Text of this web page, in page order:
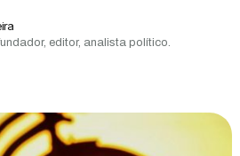
editor, analista político.